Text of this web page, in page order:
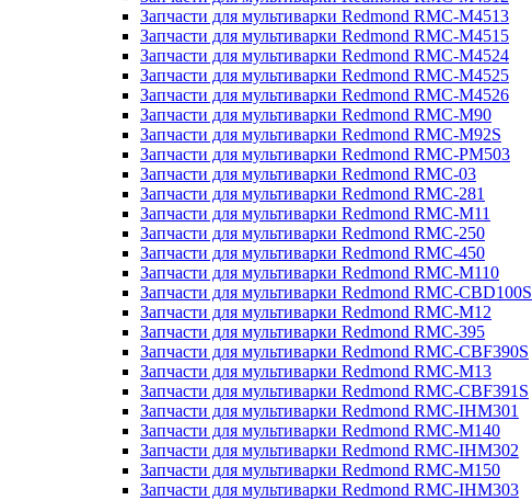
Запчасти для мультиварки Redmond RMC-M4513
Запчасти для мультиварки Redmond RMC-M4515
Запчасти для мультиварки Redmond RMC-M4524
Запчасти для мультиварки Redmond RMC-M4525
Запчасти для мультиварки Redmond RMC-M4526
Запчасти для мультиварки Redmond RMC-M90
Запчасти для мультиварки Redmond RMC-M92S
Запчасти для мультиварки Redmond RMC-PM503
Запчасти для мультиварки Redmond RMC-03
Запчасти для мультиварки Redmond RMC-281
Запчасти для мультиварки Redmond RMC-M11
Запчасти для мультиварки Redmond RMC-250
Запчасти для мультиварки Redmond RMC-450
Запчасти для мультиварки Redmond RMC-M110
Запчасти для мультиварки Redmond RMC-CBD100S
Запчасти для мультиварки Redmond RMC-M12
Запчасти для мультиварки Redmond RMC-395
Запчасти для мультиварки Redmond RMC-CBF390S
Запчасти для мультиварки Redmond RMC-M13
Запчасти для мультиварки Redmond RMC-CBF391S
Запчасти для мультиварки Redmond RMC-IHM301
Запчасти для мультиварки Redmond RMC-M140
Запчасти для мультиварки Redmond RMC-IHM302
Запчасти для мультиварки Redmond RMC-M150
Запчасти для мультиварки Redmond RMC-IHM303